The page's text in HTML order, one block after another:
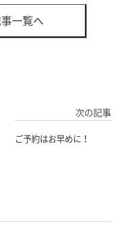
一覧へ
次の記事
ご予約はお早めに！